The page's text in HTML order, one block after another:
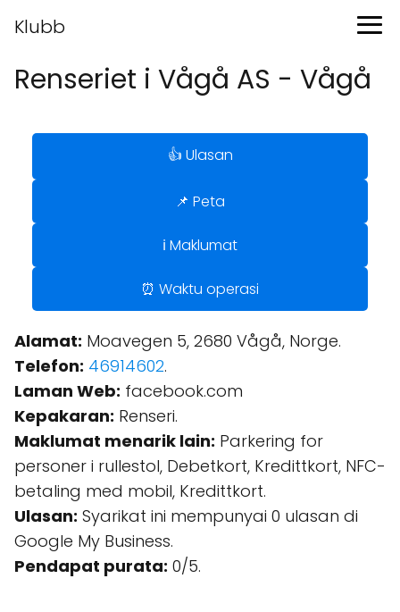
Klubb
Renseriet i Vågå AS - Vågå
👍 Ulasan
📌 Peta
ℹ️ Maklumat
⏰ Waktu operasi
Alamat: Moavegen 5, 2680 Vågå, Norge.
Telefon: 46914602.
Laman Web: facebook.com
Kepakaran: Renseri.
Maklumat menarik lain: Parkering for
personer i rullestol, Debetkort, Kredittkort, NFC-
betaling med mobil, Kredittkort.
Ulasan: Syarikat ini mempunyai 0 ulasan di
Google My Business.
Pendapat purata: 0/5.